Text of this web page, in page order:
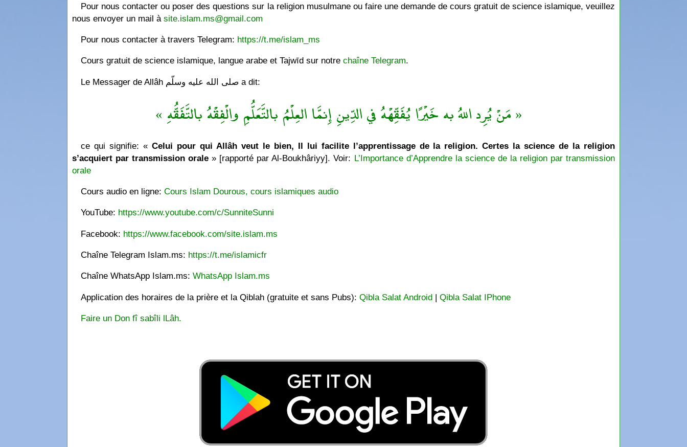
Pour nous contacter ou poser des questions sur la religion musulmane ou faire une demande de cours gratuit de science islamique, veuillez
nous envoyer un mail à site.islam.ms@gmail.com
Pour nous contacter à travers Telegram: https://t.me/islam_ms
Cours gratuit de science islamique, langue arabe et Tajwīd sur notrechaîne Telegram.
Le Messager de Allâh صلى الله عليه وسلّم a dit:
« مَنْ يُرِد اللهُ به خَيْرًا يُفَقِّهْهُ في الدِّينِ إِنمَّا العِلْمُ بالتَّعَلُّمِ والْفِقْهُ بالتَّفَقُّهِ »
ce qui signifie: « Celui pour qui Allâh veut le bien, Il lui facilite l’apprentissage de la religion. Certes la science de la religion
s’acquiert par transmission orale » [rapporté par Al-Boukhâriyy]. Voir: L’Importance d’Apprendre la science de la religion par transmission
orale
Cours audio en ligne:Cours Islam Dourous, cours islamiques audio
YouTube: https://www.youtube.com/c/SunniteSunni
Facebook: https://www.facebook.com/site.islam.ms
Chaîne Telegram Islam.ms: https://t.me/islamicfr
Chaîne WhatsApp Islam.ms:WhatsApp Islam.ms
Application des horaires de la prière et la Qiblah (gratuite et sans Pubs):Qibla Salat Android |Qibla Salat IPhone
Faire un Don fî sabîli lLâh.